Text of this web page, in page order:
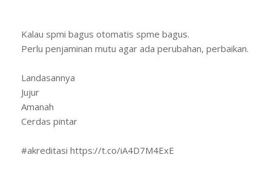
Kalau spmi bagus otomatis spme bagus.
Perlu penjaminan mutu agar ada perubahan, perbaikan.
Landasannya
Jujur
Amanah
Cerdas pintar
#akreditasi https://t.co/iA4D7M4ExE